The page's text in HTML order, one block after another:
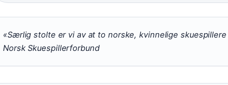
«Særlig stolte er vi av at to norske, kvinnelige skuespillere
Norsk Skuespillerforbund